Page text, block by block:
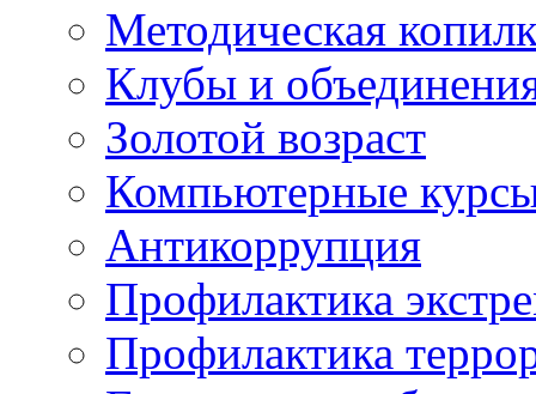
Методическая
Клубы и
Золотой возраст
Компьютерные
Антикоррупция
Профилактика
Профилактика